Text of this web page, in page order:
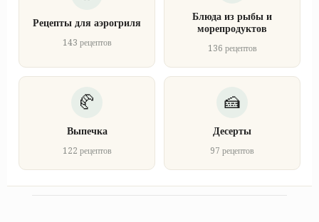
Рецепты для аэрогриля
143 рецептов
Блюда из рыбы и
морепродуктов
136 рецептов
Выпечка
122 рецептов
Десерты
97 рецептов